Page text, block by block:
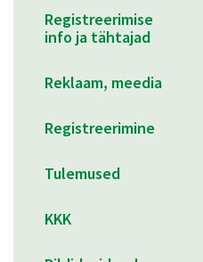
Registreerimise
info ja tähtajad
Reklaam, meedia
Registreerimine
Tulemused
KKK